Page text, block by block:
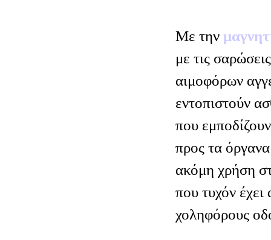
Με την
με τις
αιμοφόρων
εντοπιστούν
που
προς τα όργανα
ακόμη χρήση
που τυχόν έχει
χοληφόρους